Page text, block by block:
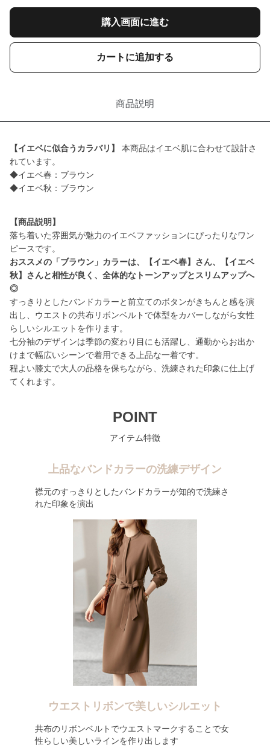
購入画面に進む
カートに追加する
商品説明
【イエベに似合うカラバリ】
本商品はイエベ肌に合わせて設計さ
れています。
◆イエベ春：ブラウン
◆イエベ秋：ブラウン
【商品説明】
落ち着いた雰囲気が魅力のイエベファッションにぴったりなワン
おススメの「ブラウン」カラーは、【イエベ春】さん、【イエベ
秋】さんと相性が良く、全体的なトーンアップとスリムアップへ
◎
すっきりとしたバンドカラーと前立てのボタンがきちんと感を演
出し、ウエストの共布リボンベルトで体型をカバーしながら女性
らしいシルエットを作ります。
七分袖のデザインは季節の変わり目にも活躍し、通勤からお出か
けまで幅広いシーンで着用できる上品な一着です。
程よい膝丈で大人の品格を保ちながら、洗練された印象に仕上げ
てくれます。
POINT
アイテム特徴
上品なバンドカラーの洗練デザイン
襟元のすっきりとしたバンドカラーが知的で洗練さ
れた印象を演出
ウエストリボンで美しいシルエット
共布のリボンベルトでウエストマークすることで女
性らしい美しいラインを作り出します